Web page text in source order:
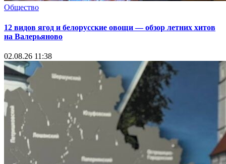
Общество
12 видов ягод и белорусские овощи — обзор летних хитов
на Валерьяново
02.08.26 11:38